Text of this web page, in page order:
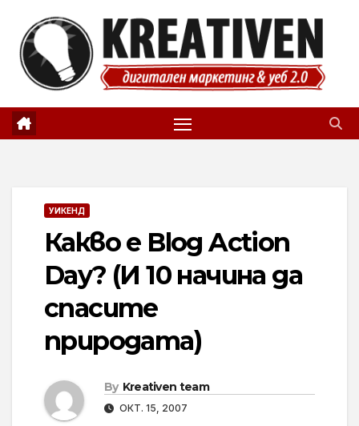
content
УИКЕНД
Какво е Blog Action
Day? (И 10 начина да
спасите
природата)
By Kreativen team
ОКТ. 15, 2007